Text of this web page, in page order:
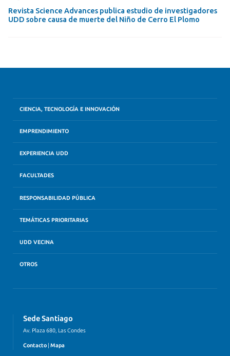
Revista Science Advances publica estudio de investigadores
UDD sobre causa de muerte del Niño de Cerro El Plomo
CIENCIA, TECNOLOGÍA E INNOVACIÓN
EMPRENDIMIENTO
EXPERIENCIA UDD
FACULTADES
RESPONSABILIDAD PÚBLICA
TEMÁTICAS PRIORITARIAS
UDD VECINA
OTROS
Sede Santiago
Av. Plaza 680, Las Condes
Contacto Mapa